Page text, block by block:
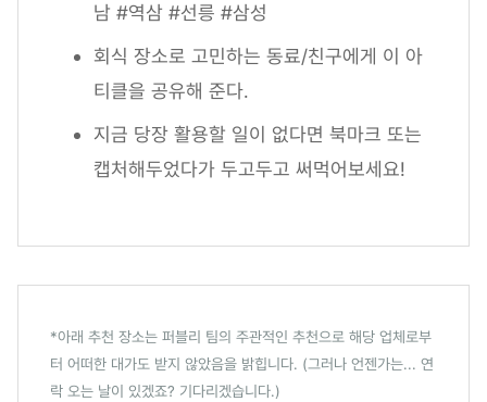
남 #역삼 #선릉 #삼성
회식 장소로 고민하는 동료/친구에게 이 아
티클을 공유해 준다.
지금 당장 활용할 일이 없다면 북마크 또는
캡처해두었다가 두고두고 써먹어보세요!
*아래 추천 장소는 퍼블리 팀의 주관적인 추천으로 해당 업체로부
터 어떠한 대가도 받지 않았음을 밝힙니다. (그러나 언젠가는... 연
락 오는 날이 있겠죠? 기다리겠습니다.)